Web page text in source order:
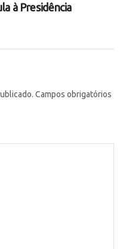
à Presidência
Campos obrigatórios